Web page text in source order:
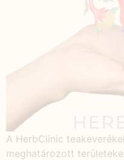
A HerbClinic
meghatározott